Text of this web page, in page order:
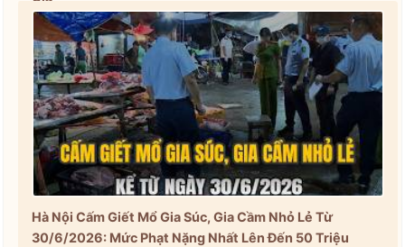
Hà Nội Cấm Giết Mổ Gia Súc, Gia Cầm Nhỏ Lẻ Từ
30/6/2026: Mức Phạt Nặng Nhất Lên Đến 50 Triệu